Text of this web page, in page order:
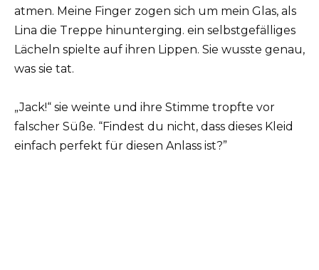
atmen. Meine Finger zogen sich um mein Glas, als
Lina die Treppe hinunterging. ein selbstgefälliges
Lächeln spielte auf ihren Lippen. Sie wusste genau,
was sie tat.
„Jack!“ sie weinte und ihre Stimme tropfte vor
falscher Süße. “Findest du nicht, dass dieses Kleid
einfach perfekt für diesen Anlass ist?”